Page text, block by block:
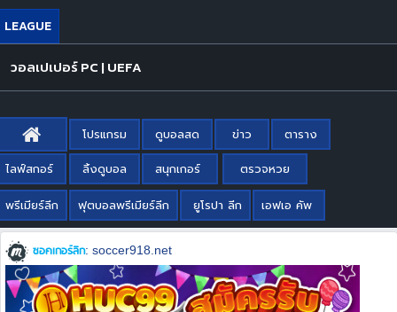
LEAGUE
วอลเปเปอร์ PC | UEFA
โปรแกรม ดูบอลสด ข่าว ตาราง
ไลฟ์สกอร์ ลิ้งดูบอล สนุกเกอร์ ตรวจหวย
พรีเมียร์ลีก ฟุตบอลพรีเมียร์ลีก ยูโรปา ลีก เอฟเอ คัพ
ซอคเกอร์ลีก: soccer918.net